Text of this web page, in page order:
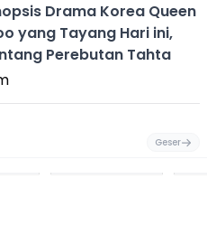
Drama Korea Queen
yang Tayang Hari ini,
Perebutan Tahta
Geser